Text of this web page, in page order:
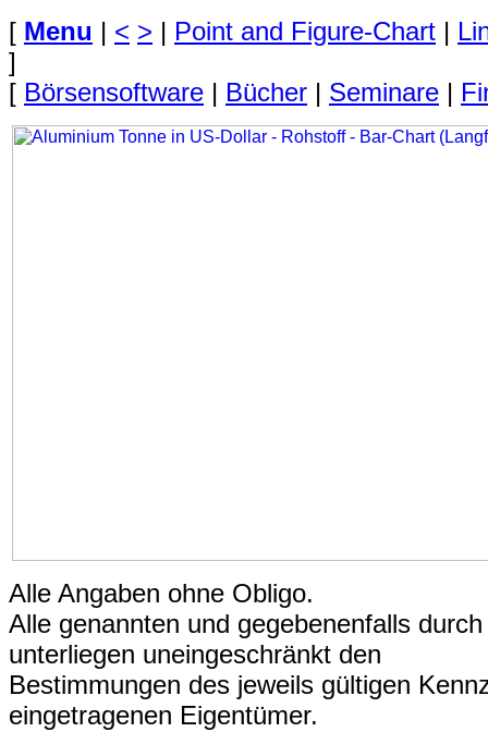
[ Menu | < > | Point and Figure-Chart |
]
[ Börsensoftware | Bücher | Seminare |
Alle Angaben ohne Obligo.
Alle genannten und gegebenenfalls
unterliegen uneingeschränkt den
Bestimmungen des jeweils gültigen
eingetragenen Eigentümer.